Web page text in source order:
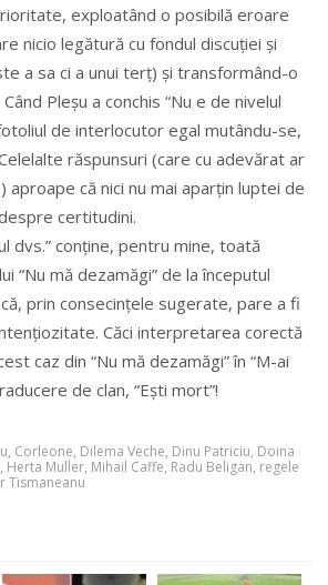
exploatând o posibilă eroare
nicio legătură cu fondul discuției și
a sa ci a unui terț) și transformând-o
Pleșu a conchis “Nu e de nivelul
de interlocutor egal mutându-se,
răspunsuri (care cu adevărat ar
că nici nu mai aparțin luptei de
certitudini.
dvs.” conține, pentru mine, toată
“Nu mă dezamăgi” de la începutul
prin consecințele sugerate, pare a fi
Căci interpretarea corectă
caz din “Nu mă dezamăgi” în “M-ai
de clan, “Ești mort”!
, Corleone, Dilema Veche, Dinu Patriciu, Doina
, Herta Muller, Mihail Caffe, Radu Beligan, regele
Tismaneanu